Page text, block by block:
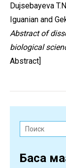
Dujsebayeva
Iguanian and
Abstract of
biological
Abstract]
Поиск:
Басқа